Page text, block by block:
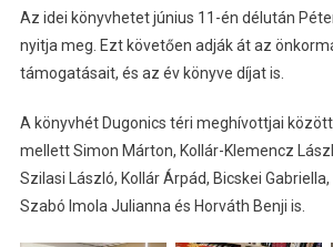
Az idei könyvhetet június 11-én délután
nyitja meg. Ezt követően adják át az
támogatásait, és az év könyve díjat is.
A könyvhét Dugonics téri meghívottjai
mellett Simon Márton, Kollár-Klemencz
Szilasi László, Kollár Árpád, Bicskei
Szabó Imola Julianna és Horváth Benji is.